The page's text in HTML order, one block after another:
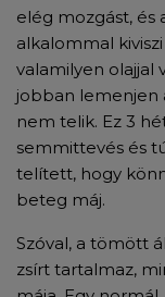
elég mozgást, és
alkalommal
valamilyen olajjal
jobban lemenjen
nem telik. Ez 3
semmittevés és
telített, hogy
beteg máj.
Szóval, a tömött
zsírt tartalmaz,